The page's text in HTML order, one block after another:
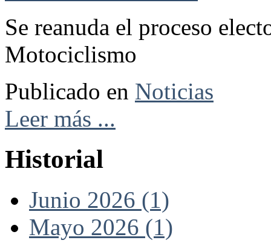
Se reanuda el proceso
Motociclismo
Publicado en Noticias
Leer más ...
Historial
Junio 2026 (1)
Mayo 2026 (1)